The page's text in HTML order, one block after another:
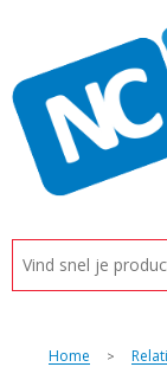
Promotietextiel
Tassen
Alle categorieën
Custom made
Home >